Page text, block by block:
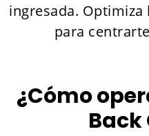
ingresada.
para
¿Cómo
Back